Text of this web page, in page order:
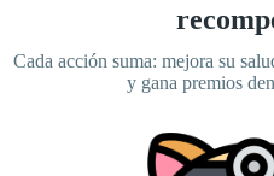
Cada acción suma: mejora su
y gana premios